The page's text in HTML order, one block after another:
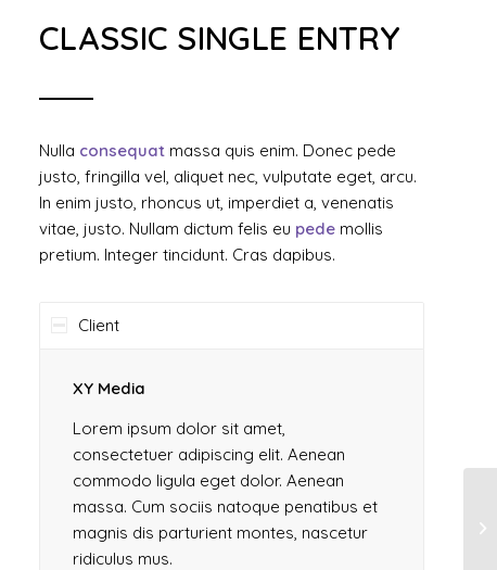
CLASSIC SINGLE ENTRY
Nulla consequat massa quis enim. Donec pede
justo, fringilla vel, aliquet nec, vulputate eget, arcu.
In enim justo, rhoncus ut, imperdiet a, venenatis
vitae, justo. Nullam dictum felis eu pede mollis
pretium. Integer tincidunt. Cras dapibus.
Client
XY Media
Lorem ipsum dolor sit amet,
consectetuer adipiscing elit. Aenean
commodo ligula eget dolor. Aenean
massa. Cum sociis natoque penatibus et
magnis dis parturient montes, nascetur
ridiculus mus.